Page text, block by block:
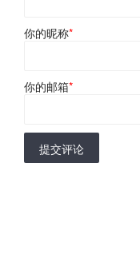
你的昵称*
你的邮箱*
提交评论